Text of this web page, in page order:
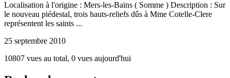
Localisation à l'origine : Mers-les-Bains ( Somme ) Description : Sur
le nouveau piédestal, trois hauts-reliefs dûs à Mme Cotelle-Clere
représentent les saints ...
25 septembre 2010
10807 vues au total, 0 vues aujourd'hui